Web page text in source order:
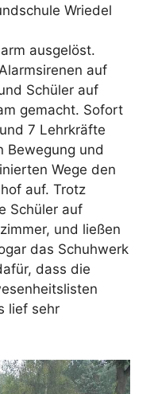
Wriedel
ausgelöst.
auf
Schüler auf
gemacht. Sofort
7 Lehrkräfte
Bewegung und
Wege den
auf. Trotz
Schüler auf
und ließen
das Schuhwerk
dass die
lief sehr